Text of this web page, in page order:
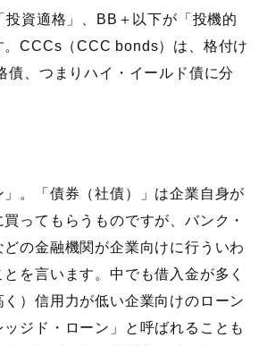
投資適格」、BB＋以下が「投機的
。CCCs（CCC bonds）は、格付け
債、つまりハイ・イールド債に分
」。「債券（社債）」は企業自身が
ってもらうものですが、バンク・
どの金融機関が企業向けに行ういわ
を言います。中でも借入金が多く
く）信用力が低い企業向けのローン
ジド・ローン」と呼ばれることも